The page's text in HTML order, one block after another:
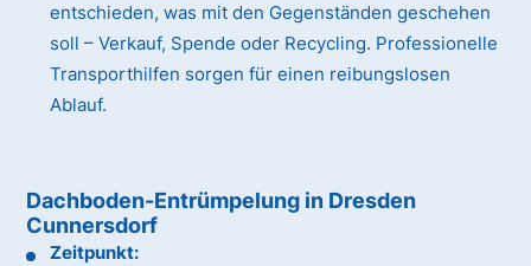
entschieden, was mit den Gegenständen geschehen
soll – Verkauf, Spende oder Recycling. Professionelle
Transporthilfen sorgen für einen reibungslosen
Ablauf.
Dachboden-Entrümpelung in Dresden
Cunnersdorf
Zeitpunkt: